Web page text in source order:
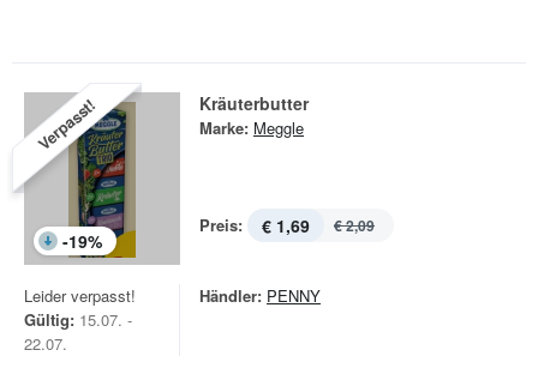
Verpasst!
-19%
Kräuterbutter
Marke: Meggle
Preis: € 1,69 € 2,09
Leider verpasst!
Gültig: 15.07. -
22.07.
Händler: PENNY